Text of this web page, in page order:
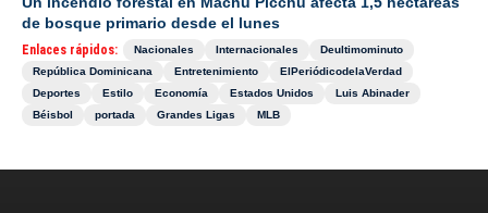
de bosque primario desde el lunes
Enlaces rápidos: Nacionales Internacionales
Deultimominuto
República Dominicana
Entretenimiento
ElPeriódicodelaVerdad
Deportes
Estilo Economía Estados Unidos
Luis Abinader
Béisbol
portada Grandes Ligas MLB